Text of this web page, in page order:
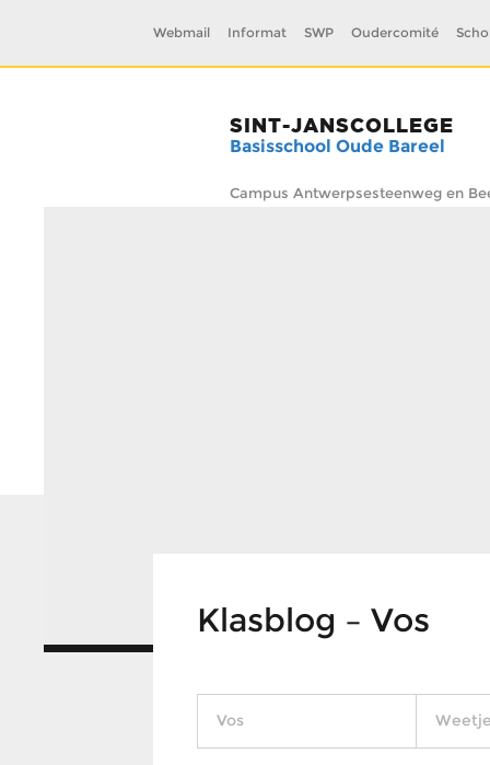
Webmail Informat SWP Oudercomité
SINT-JANSCOLLEGE
Basisschool Oude Bareel
Campus Antwerpsesteenweg en
Klasblog – Vos
Vos